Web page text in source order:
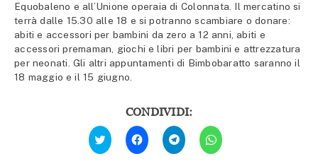
Equobaleno e all’Unione operaia di Colonnata. Il mercatino si
terrà dalle 15.30 alle 18 e si potranno scambiare o donare:
abiti e accessori per bambini da zero a 12 anni, abiti e
accessori premaman, giochi e libri per bambini e attrezzatura
per neonati. Gli altri appuntamenti di Bimbobaratto saranno il
18 maggio e il 15 giugno.
CONDIVIDI:
Fai
clic
qui
Fai
clic
per
condividere
Fai
clic
per
condividere
Fai
clic
per